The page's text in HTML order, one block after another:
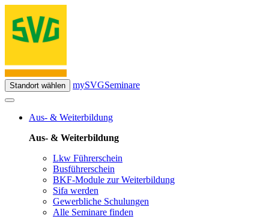
Standort wählen mySVGSeminare
Aus- & Weiterbildung
Aus- & Weiterbildung
Lkw Führerschein
Busführerschein
BKF-Module zur Weiterbildung
Sifa werden
Gewerbliche Schulungen
Alle Seminare finden